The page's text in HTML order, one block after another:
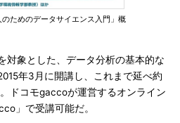
ためのデータサイエンス入門」概
象とした、データ分析の基本的な
年3月に開講し、これまで延べ約
ドコモgaccoが運営するオンライン
」で受講可能だ。